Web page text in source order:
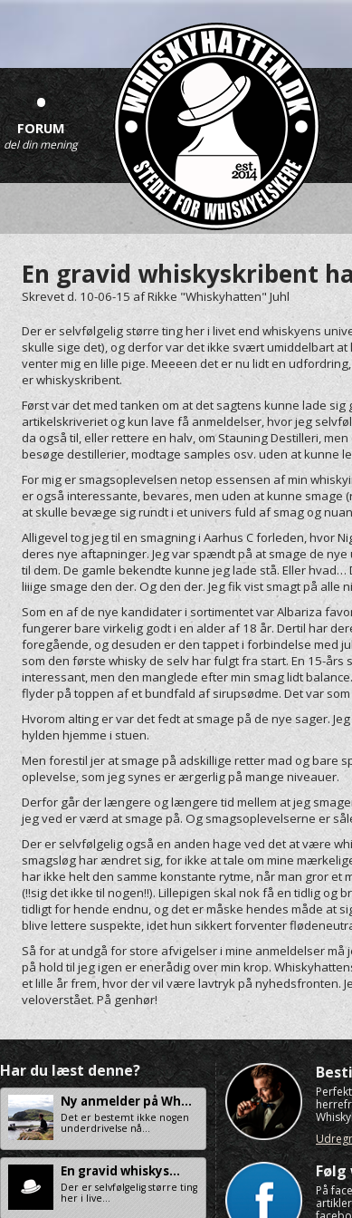
•
FORUM
del din mening
En gravid whiskyskribent
Skrevet d. 10-06-15 afRikke "Whiskyhatten" Juhl
Der er selvfølgelig større ting her i livet end whiskyens
skulle sige det), og derfor var det ikke svært umiddelbart
venter mig en lille pige. Meeeen det er nu lidt en
er whiskyskribent.
Først var det med tanken om at det sagtens kunne lade
artikelskriveriet og kun lave få anmeldelser, hvor jeg
da også til, eller rettere en halv, om Stauning Destilleri,
besøge destillerier, modtage samples osv. uden at kunne
For mig er smagsoplevelsen netop essensen af min
er også interessante, bevares, men uden at kunne smage
at skulle bevæge sig rundt i et univers fuld af smag og
Alligevel tog jeg til en smagning i Aarhus C forleden, hvor
deres nye aftapninger. Jeg var spændt på at smage de
til dem. De gamle bekendte kunne jeg lade stå. Eller
liiige smage den der. Og den der. Jeg fik vist smagt på alle
Som en af de nye kandidater i sortimentet var Albariza
fungerer bare virkelig godt i en alder af 18 år. Dertil har
foregående, og desuden er den tappet i forbindelse med
som den første whisky de selv har fulgt fra start. En 15-
interessant, men den manglede efter min smag lidt
flyder på toppen af et bundfald af sirupsødme. Det var
Hvorom alting er var det fedt at smage på de nye sager.
hylden hjemme i stuen.
Men forestil jer at smage på adskillige retter mad og bare
oplevelse, som jeg synes er ærgerlig på mange niveauer.
Derfor går der længere og længere tid mellem at jeg
jeg ved er værd at smage på. Og smagsoplevelserne er
Der er selvfølgelig også en anden hage ved det at være
smagsløg har ændret sig, for ikke at tale om mine
har ikke helt den samme konstante rytme, når man gror
(!!sig det ikke til nogen!!). Lillepigen skal nok få en tidlig og
tidligt for hende endnu, og det er måske hendes måde at
blive lettere suspekte, idet hun sikkert forventer
Så for at undgå for store afvigelser i mine anmeldelser
på hold til jeg igen er enerådig over min krop.
et lille år frem, hvor der vil være lavtryk på nyhedsfronten.
veloverstået. På genhør!
Har du læst denne?
Ny anmelder på Wh...
Det er bestemt ikke nogen
underdrivelse nå...
En gravid whiskys...
Der er selvfølgelig større ting
her i live...
På